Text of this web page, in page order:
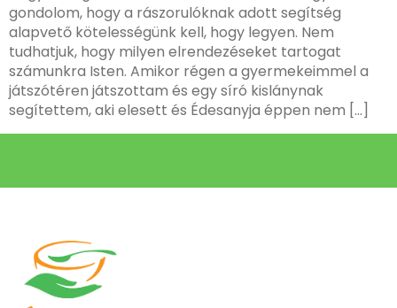
gondolom, hogy a rászorulóknak adott segítség
alapvető kötelességünk kell, hogy legyen. Nem
tudhatjuk, hogy milyen elrendezéseket tartogat
számunkra Isten. Amikor régen a gyermekeimmel a
játszótéren játszottam és egy síró kislánynak
segítettem, aki elesett és Édesanyja éppen nem […]